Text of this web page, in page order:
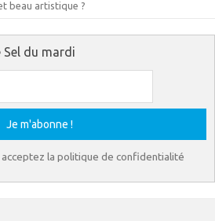
beau artistique ?
du mardi
acceptez la politique de confidentialité